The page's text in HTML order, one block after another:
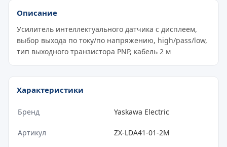
Описание
Усилитель интеллектуального датчика с дисплеем,
выбор выхода по току/по напряжению, high/pass/low,
тип выходного транзистора PNP, кабель 2 м
Характеристики
Бренд Yaskawa Electric
Артикул ZX-LDA41-01-2M